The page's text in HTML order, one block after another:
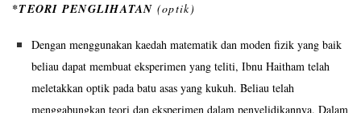
*TEORI PENGLIHATAN (optik)
Dengan menggunakan kaedah matematik dan moden fizik yang baik
beliau dapat membuat eksperimen yang teliti, Ibnu Haitham telah
meletakkan optik pada batu asas yang kukuh. Beliau telah
menggabungkan teori dan eksperimen dalam penyelidikannya. Dalam